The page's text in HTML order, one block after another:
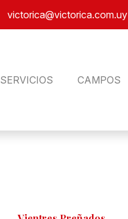
victorica@victorica.com.uy
SERVICIOS CAMPOS